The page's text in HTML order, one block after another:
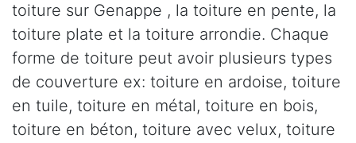
toiture sur Genappe , la toiture en pente, la
toiture plate et la toiture arrondie. Chaque
forme de toiture peut avoir plusieurs types
de couverture ex: toiture en ardoise, toiture
en tuile, toiture en métal, toiture en bois,
toiture en béton, toiture avec velux, toiture